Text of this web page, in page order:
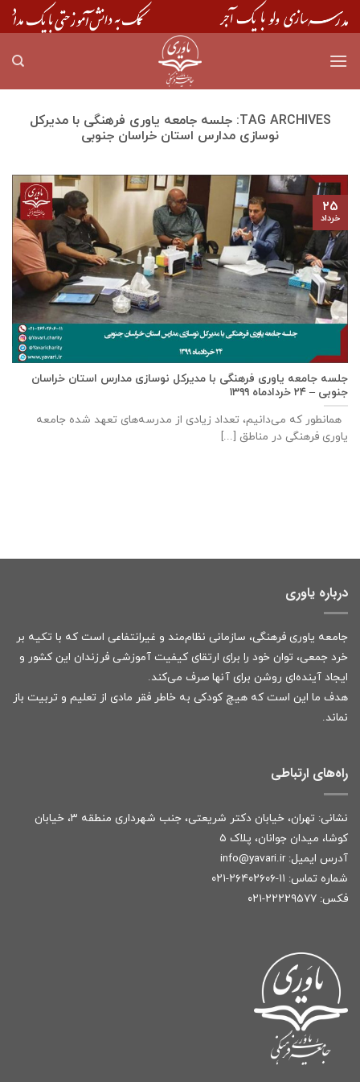
Skip
to
TAG ARCHIVES: جلسه جامعه یاوری فرهنگی با مديركل
نوسازی مدارس استان خراسان جنوبی
جلسه جامعه یاوری فرهنگی با مديركل نوسازی مدارس استان خراسان
جنوبی – ۲۴ خردادماه ۱۳۹۹
همانطور که می‌دانیم، تعداد زیادی از مدرسه‌های تعهد شده جامعه
یاوری فرهنگی در مناطق [...]
۲۵
خرداد
درباره یاوری
جامعه یاوری فرهنگی، سازمانی نظام‌مند و غیرانتفاعی است که با تکیه بر
خرد جمعی، توان خود را برای ارتقای کیفیت آموزشی فرزندان این کشور و
ایجاد آینده‌ای روشن برای آنها صرف می‌کند.
هدف ما این است که هیچ کودکی به خاطر فقر مادی از تعلیم و تربیت باز
نماند.
راه‌های ارتباطی
نشانی: تهران، خیابان دکتر شریعتی، جنب شهرداری منطقه ۳، خیابان
کوشا، میدان جوانان، پلاک ۵
آدرس ایمیل: info@yavari.ir
شماره تماس: ۱۱-۲۶۴۰۲۶۰۶-۰۲۱
فکس: ۲۲۲۲۹۵۷۷-۰۲۱